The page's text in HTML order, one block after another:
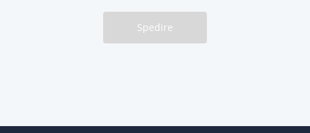
Spedire